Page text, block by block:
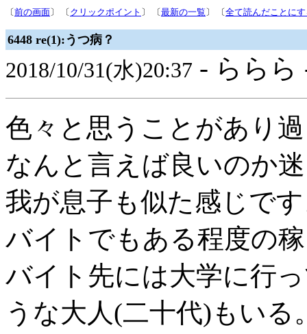
〔前の画面〕 〔 クリックポイント 〕 〔最新の一覧 〕 〔全て読んだことに
6448 re(1):うつ病？
2018/10/31(水)20:37 - らら
色々と思うことがあり
なんと言えば良いのか
我が息子も似た感じで
バイトでもある程度の
バイト先には大学に行
うな大人(二十代)もいる